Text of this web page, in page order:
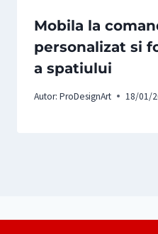
Mobila la
personalizat si
a spatiului
Autor: ProDesignArt 18/01/